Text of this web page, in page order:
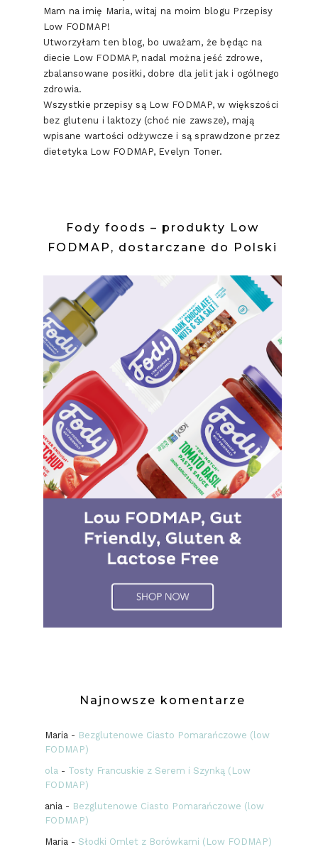
Mam na imię Maria, witaj na moim blogu Przepisy
Low FODMAP!
Utworzyłam ten blog, bo uważam, że będąc na
diecie Low FODMAP, nadal można jeść zdrowe,
zbalansowane posiłki, dobre dla jelit jak i ogólnego
zdrowia.
Wszystkie przepisy są Low FODMAP, w większości
bez glutenu i laktozy (choć nie zawsze), mają
wpisane wartości odżywcze i są sprawdzone przez
dietetyka Low FODMAP, Evelyn Toner.
Fody foods – produkty Low
FODMAP, dostarczane do Polski
Najnowsze komentarze
Maria - Bezglutenowe Ciasto Pomarańczowe (low
FODMAP)
ola - Tosty Francuskie z Serem i Szynką (Low
FODMAP)
ania - Bezglutenowe Ciasto Pomarańczowe (low
FODMAP)
Maria - Słodki Omlet z Borówkami (Low FODMAP)